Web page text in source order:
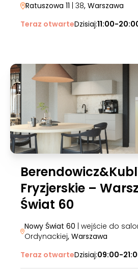
Ratuszowa 11 | 38, Warszawa
Teraz otwarteDzisiaj:11:00-
Fryzjerskie –
Świat 60
Nowy Świat 60 | wejście do
Ordynackiej, Warszawa
Teraz otwarteDzisiaj:09:00-